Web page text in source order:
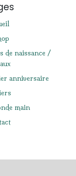
de naissance /
anniversaire
main